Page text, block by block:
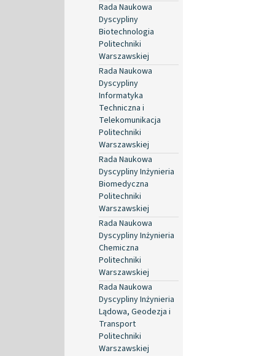
Rada Naukowa
Dyscypliny
Biotechnologia
Politechniki
Warszawskiej
Rada Naukowa
Dyscypliny
Informatyka
Techniczna i
Telekomunikacja
Politechniki
Warszawskiej
Rada Naukowa
Dyscypliny Inżynieria
Biomedyczna
Politechniki
Warszawskiej
Rada Naukowa
Dyscypliny Inżynieria
Chemiczna
Politechniki
Warszawskiej
Rada Naukowa
Dyscypliny Inżynieria
Lądowa, Geodezja i
Transport
Politechniki
Warszawskiej